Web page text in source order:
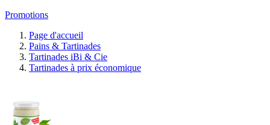
Promotions
Page d'accueil
Pains & Tartinades
Tartinades iBi & Cie
Tartinades à prix économique